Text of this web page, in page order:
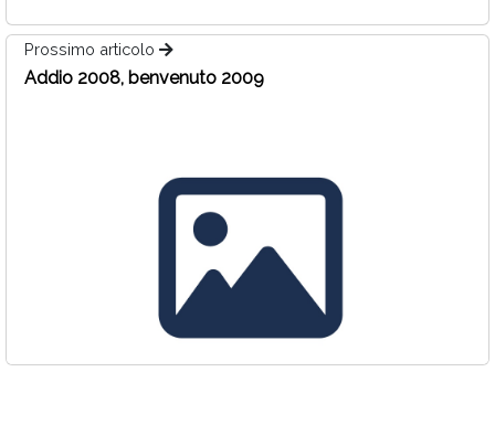
Prossimo articolo
Addio 2008, benvenuto 2009